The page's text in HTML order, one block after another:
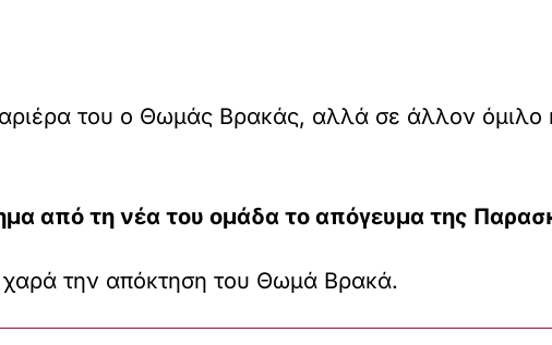
του ο Θωμάς Βρακάς, αλλά σε άλλον
από τη νέα του ομάδα το απόγευμα της
την απόκτηση του Θωμά Βρακά.